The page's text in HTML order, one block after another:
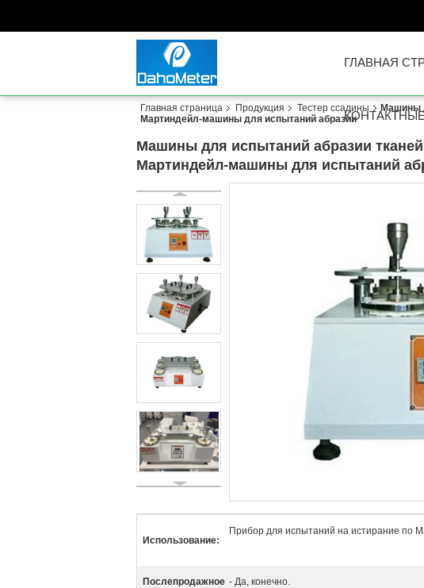
ГЛАВНАЯ
Главная страница Продукция Тестер ссадины
Машины
Мартиндейл-машины для испытаний абразии
Машины для испытаний абразии
Мартиндейл-машины для испытаний
Использование:
Прибор для испытаний на истирание по
Послепродажное - Да, конечно.